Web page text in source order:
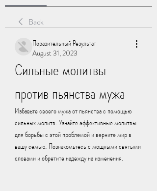
Back
Поразительный Результат
August 31, 2023
Сильные молитвы
против пьянства мужа
Избавьте своего мужа от пьянства с помощью
сильных молитв. Узнайте эффективные молитвы
для борьбы с этой проблемой и верните мир в
вашу семью. Познакомьтесь с мощными святыми
словами и обретите надежду на изменения.